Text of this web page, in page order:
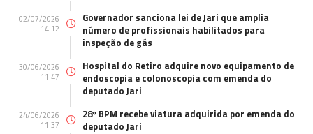
02/07/2026
14:12
Governador sanciona lei de Jari que amplia
número de profissionais habilitados para
inspeção de gás
30/06/2026
11:47
Hospital do Retiro adquire novo equipamento de
endoscopia e colonoscopia com emenda do
deputado Jari
24/06/2026
11:37
28º BPM recebe viatura adquirida por emenda do
deputado Jari